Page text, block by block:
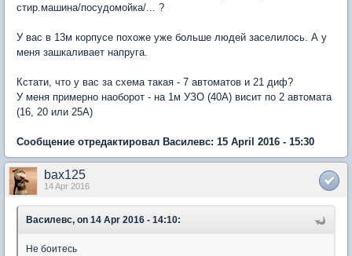
стир.машина/посудомойка/... ?
У вас в 13м корпусе похоже уже больше людей заселилось. А у
меня зашкаливает напруга.
Кстати, что у вас за схема такая - 7 автоматов и 21 диф?
У меня примерно наоборот - на 1м УЗО (40А) висит по 2 автомата
(16, 20 или 25А)
Сообщение отредактировал Василевс: 15 April 2016 - 15:30
bax125
14 Apr 2016
Василевс, on 14 Apr 2016 - 14:10:
Не боитесь